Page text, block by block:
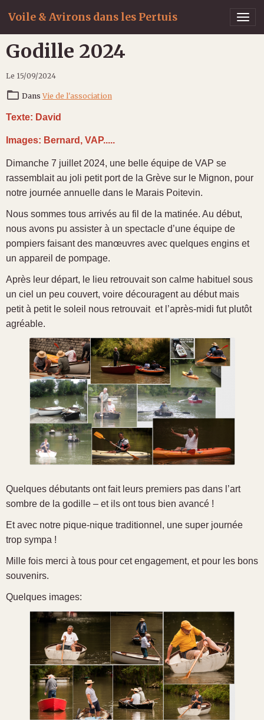
Voile & Avirons dans les Pertuis
Godille 2024
Le 15/09/2024
DansVie de l'association
Texte: David
Images: Bernard, VAP.....
Dimanche 7 juillet 2024, une belle équipe de VAP se
rassemblait au joli petit port de la Grève sur le Mignon, pour
notre journée annuelle dans le Marais Poitevin.
Nous sommes tous arrivés au fil de la matinée. Au début,
nous avons pu assister à un spectacle d’une équipe de
pompiers faisant des manœuvres avec quelques engins et
un appareil de pompage.
Après leur départ, le lieu retrouvait son calme habituel sous
un ciel un peu couvert, voire découragent au début mais
petit à petit le soleil nous retrouvait et l’après-midi fut plutôt
agréable.
Quelques débutants ont fait leurs premiers pas dans l’art
sombre de la godille – et ils ont tous bien avancé !
Et avec notre pique-nique traditionnel, une super journée
trop sympa !
Mille fois merci à tous pour cet engagement, et pour les bons
souvenirs.
Quelques images: